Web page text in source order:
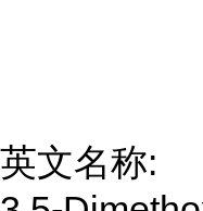
英文名称: